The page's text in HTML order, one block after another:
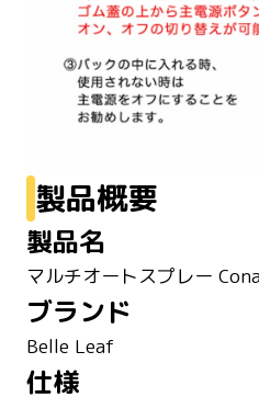
製品概要
製品名
マルチオートスプレー
ブランド
Belle Leaf
仕様